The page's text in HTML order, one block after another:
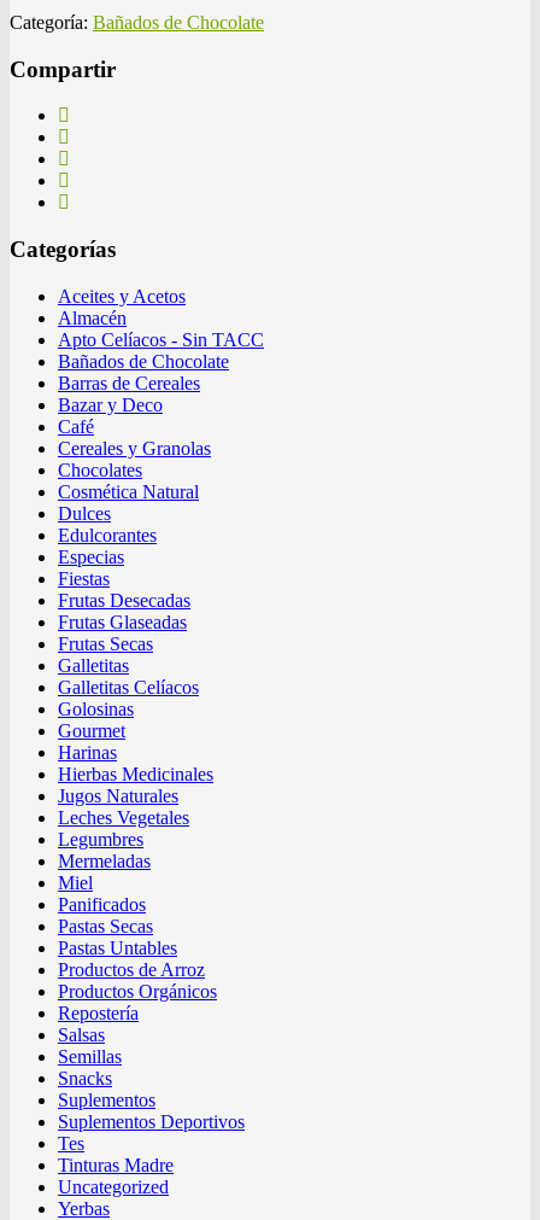
Categoría: Bañados de Chocolate
Compartir
Categorías
Aceites y Acetos
Almacén
Apto Celíacos - Sin TACC
Bañados de Chocolate
Barras de Cereales
Bazar y Deco
Café
Cereales y Granolas
Chocolates
Cosmética Natural
Dulces
Edulcorantes
Especias
Fiestas
Frutas Desecadas
Frutas Glaseadas
Frutas Secas
Galletitas
Galletitas Celíacos
Golosinas
Gourmet
Harinas
Hierbas Medicinales
Jugos Naturales
Leches Vegetales
Legumbres
Mermeladas
Miel
Panificados
Pastas Secas
Pastas Untables
Productos de Arroz
Productos Orgánicos
Repostería
Salsas
Semillas
Snacks
Suplementos
Suplementos Deportivos
Tes
Tinturas Madre
Uncategorized
Yerbas